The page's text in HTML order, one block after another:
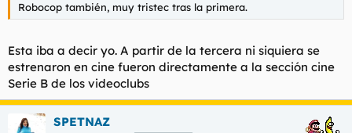
Robocop también, muy tristec tras la primera.
Esta iba a decir yo. A partir de la tercera ni siquiera se
estrenaron en cine fueron directamente a la sección cine
Serie B de los videoclubs
SPETNAZ